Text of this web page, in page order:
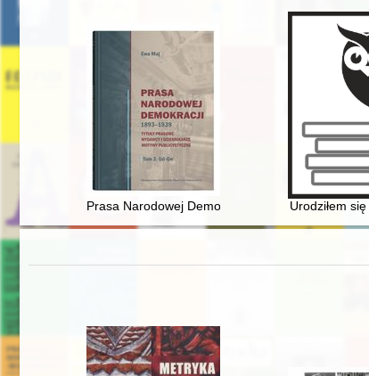
Prasa Narodowej Demokracji 1893-1939 : tytuły
Urodziłem